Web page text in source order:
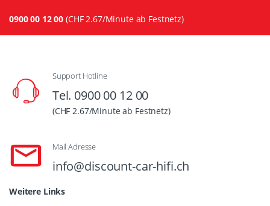
0900 00 12 00 (CHF 2.67/Minute ab Festnetz)
Support Hotline
Tel. 0900 00 12 00
(CHF 2.67/Minute ab Festnetz)
Mail Adresse
info@discount-car-hifi.ch
Weitere Links